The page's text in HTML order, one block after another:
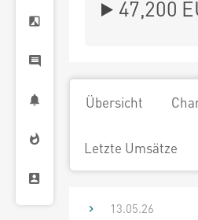
47,200
Übersicht
Letzte Umsätze
13.05.26